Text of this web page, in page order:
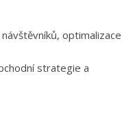
optimalizace
strategie a